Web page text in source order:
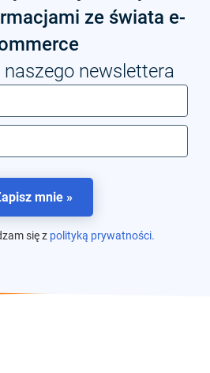
ze świata e-
newslettera
mnie »
się z polityką prywatności.